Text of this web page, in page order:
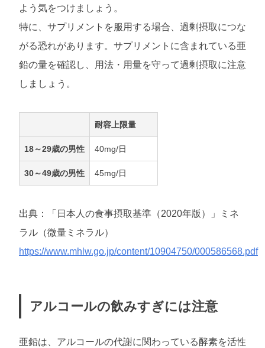
よう気をつけましょう。
特に、サプリメントを服用する場合、過剰摂取につな
がる恐れがあります。サプリメントに含まれている亜
鉛の量を確認し、用法・用量を守って過剰摂取に注意
しましょう。
耐容上限量
18～29歳の男性 40mg/日
30～49歳の男性 45mg/日
出典：「日本人の食事摂取基準（2020年版）」ミネ
ラル（微量ミネラル）
https://www.mhlw.go.jp/content/10904750/000586568.pdf
アルコールの飲みすぎには注意
亜鉛は、アルコールの代謝に関わっている酵素を活性